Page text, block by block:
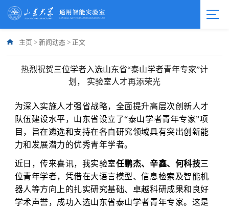
主页 > 新闻动态 > 正文
热烈祝贺三位学者入选山东省“泰山学者青年专家”计
划， 实验室人才再添荣光
为深入实施人才强省战略，全面提升高层次创新人才
队伍建设水平，山东省设立了“泰山学者青年专家”项
目，旨在遴选和支持在各自研究领域具有突出创新能
力和发展潜力的优秀青年学者。
近日，传来喜讯，我实验室任鹏杰、辛鑫、何科技三
位青年学者，凭借在大语言模型、信息检索及智能机
器人等方向上的扎实研究基础、卓越科研成果和良好
学术声誉，成功入选山东省泰山学者青年专家。 这是